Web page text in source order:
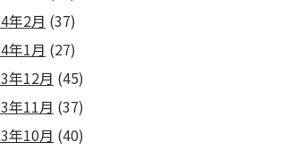
年2月 (37)
年1月 (27)
年12月 (45)
年11月 (37)
年10月 (40)